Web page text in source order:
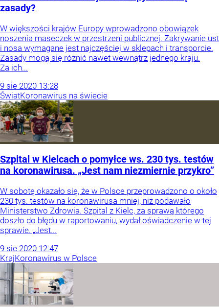
zasady?
W większości krajów Europy wprowadzono obowiązek
noszenia maseczek w przestrzeni publicznej. Zakrywanie ust
i nosa wymagane jest najczęściej w sklepach i transporcie.
Zasady mogą się różnić nawet wewnątrz jednego kraju.
Za ich...
9 sie 2020 13:28
ŚwiatKoronawirus na świecie
Szpital w Kielcach o pomyłce ws. 230 tys. testów
na koronawirusa. „Jest nam niezmiernie przykro”
W sobotę okazało się, że w Polsce przeprowadzono o około
230 tys. testów na koronawirusa mniej, niż podawało
Ministerstwo Zdrowia. Szpital z Kielc, za sprawą którego
doszło do błędu w raportowaniu, wydał oświadczenie w tej
sprawie. „Jest...
9 sie 2020 12:47
KrajKoronawirus w Polsce